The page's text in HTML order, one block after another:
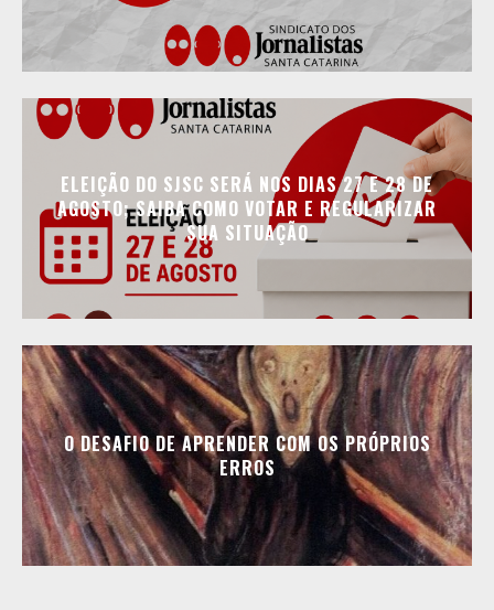
ELEIÇÃO DO SJSC SERÁ NOS DIAS 27 E 28 DE
AGOSTO; SAIBA COMO VOTAR E REGULARIZAR
SUA SITUAÇÃO
O DESAFIO DE APRENDER COM OS PRÓPRIOS
ERROS